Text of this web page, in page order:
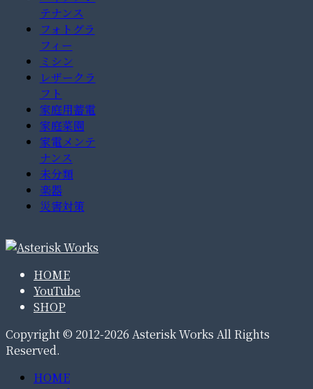
テナンス
フォトグラ
フィー
ミシン
レザークラ
フト
家庭用蓄電
家庭菜園
家電メンテ
ナンス
未分類
楽器
災害対策
HOME
YouTube
SHOP
Copyright © 2012-2026 Asterisk Works All Rights
Reserved.
HOME